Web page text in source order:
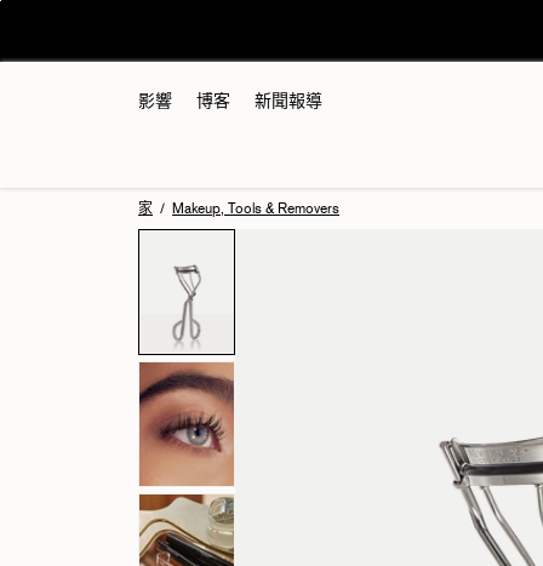
影響 博客 新聞報導
RevitaLash® Advanced 睫毛
家 / Makeup, Tools & Removers